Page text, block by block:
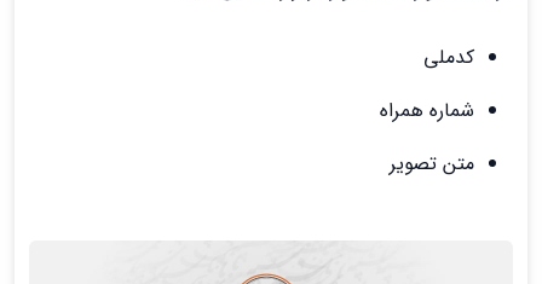
کدملی
شماره همراه
متن تصویر